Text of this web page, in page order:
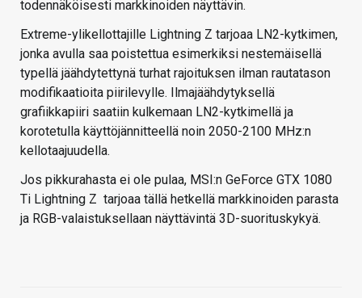
todennäköisesti markkinoiden näyttävin.
Extreme-ylikellottajille Lightning Z tarjoaa LN2-kytkimen,
jonka avulla saa poistettua esimerkiksi nestemäisellä
typellä jäähdytettynä turhat rajoituksen ilman rautatason
modifikaatioita piirilevylle. Ilmajäähdytyksellä
grafiikkapiiri saatiin kulkemaan LN2-kytkimellä ja
korotetulla käyttöjännitteellä noin 2050-2100 MHz:n
kellotaajuudella.
Jos pikkurahasta ei ole pulaa, MSI:n GeForce GTX 1080
Ti Lightning Z tarjoaa tällä hetkellä markkinoiden parasta
ja RGB-valaistuksellaan näyttävintä 3D-suorituskykyä.